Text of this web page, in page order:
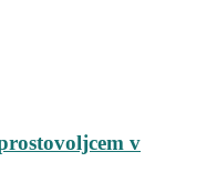
v